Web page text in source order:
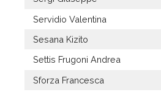
Servidio Valentina
Sesana Kizito
Settis Frugoni Andrea
Sforza Francesca